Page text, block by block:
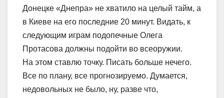
Донецке «Днепра» не хватило на целый тайм, а
в Киеве на его последние 20 минут. Видать, к
следующим играм подопечные Олега
Протасова должны подойти во всеоружии.
На этом ставлю точку. Писать больше нечего.
Все по плану, все прогнозируемо. Думается,
недовольных не было, ну, разве что,